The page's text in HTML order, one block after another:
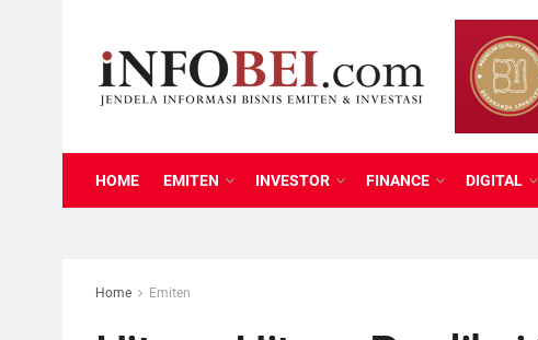
HOME EMITEN INVESTOR FINANCE DIGITAL
Home Emiten